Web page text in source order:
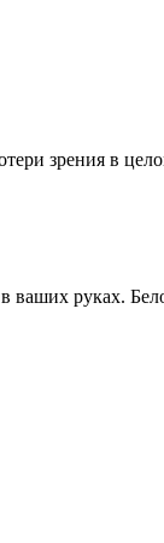
зрения в
ваших руках.